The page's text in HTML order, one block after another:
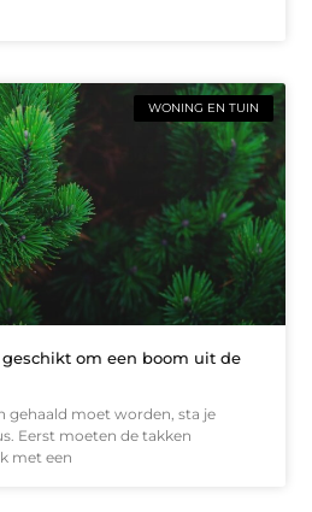
WONING EN TUIN
om een boom uit de
gehaald moet worden, sta je
Eerst moeten de takken
met een